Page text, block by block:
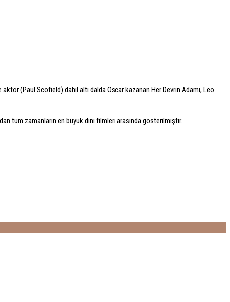
(Paul Scofield) dahil altı dalda Oscar kazanan Her Devrin Adamı, Leo
tüm zamanların en büyük dini filmleri arasında gösterilmiştir.